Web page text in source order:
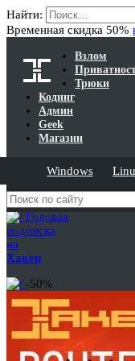
Найти:
Временная скидка 50%
Взлом
Трюки
Кодинг
Админ
Geek
Магазин
Windows
Годовая
подписка
на
Хакер
-50%